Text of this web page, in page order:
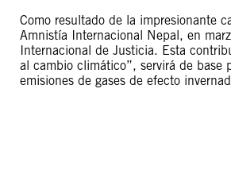
Como resultado de la impresionante
Amnistía Internacional Nepal, en
Internacional de Justicia. Esta
al cambio climático”, servirá de base
emisiones de gases de efecto